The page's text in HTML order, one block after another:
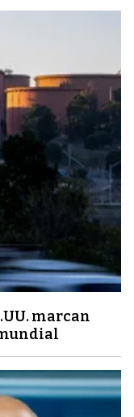
marcan